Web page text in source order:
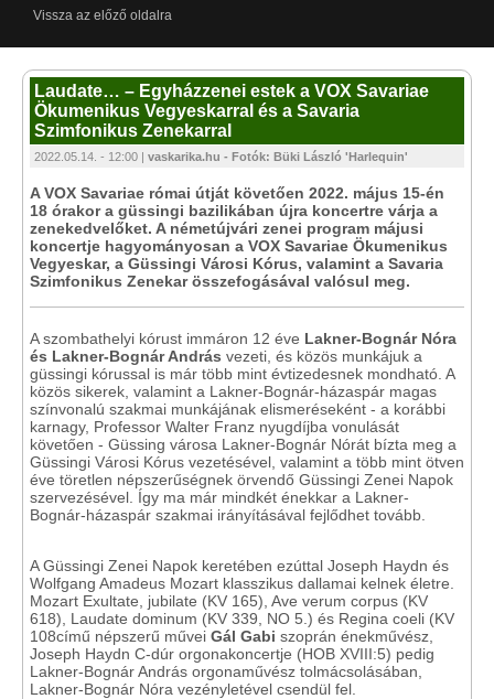
Vissza az előző oldalra
Laudate… – Egyházzenei estek a VOX Savariae
Ökumenikus Vegyeskarral és a Savaria
Szimfonikus Zenekarral
2022.05.14. - 12:00 | vaskarika.hu - Fotók: Büki László 'Harlequin'
A VOX Savariae római útját követően 2022. május 15-én
18 órakor a güssingi bazilikában újra koncertre várja a
zenekedvelőket. A németújvári zenei program májusi
koncertje hagyományosan a VOX Savariae Ökumenikus
Vegyeskar, a Güssingi Városi Kórus, valamint a Savaria
Szimfonikus Zenekar összefogásával valósul meg.
A szombathelyi kórust immáron 12 éve Lakner-Bognár Nóra
és Lakner-Bognár András vezeti, és közös munkájuk a
güssingi kórussal is már több mint évtizedesnek mondható. A
közös sikerek, valamint a Lakner-Bognár-házaspár magas
színvonalú szakmai munkájának elismeréseként - a korábbi
karnagy, Professor Walter Franz nyugdíjba vonulását
követően - Güssing városa Lakner-Bognár Nórát bízta meg a
Güssingi Városi Kórus vezetésével, valamint a több mint ötven
éve töretlen népszerűségnek örvendő Güssingi Zenei Napok
szervezésével. Így ma már mindkét énekkar a Lakner-
Bognár-házaspár szakmai irányításával fejlődhet tovább.
A Güssingi Zenei Napok keretében ezúttal Joseph Haydn és
Wolfgang Amadeus Mozart klasszikus dallamai kelnek életre.
Mozart Exultate, jubilate (KV 165), Ave verum corpus (KV
618), Laudate dominum (KV 339, NO 5.) és Regina coeli (KV
108című népszerű művei Gál Gabi szoprán énekművész,
Joseph Haydn C-dúr orgonakoncertje (HOB XVIII:5) pedig
Lakner-Bognár András orgonaművész tolmácsolásában,
Lakner-Bognár Nóra vezényletével csendül fel.